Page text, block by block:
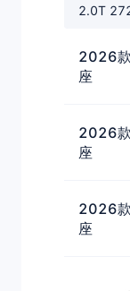
2.0T
2026
座
2026
座
2026
座